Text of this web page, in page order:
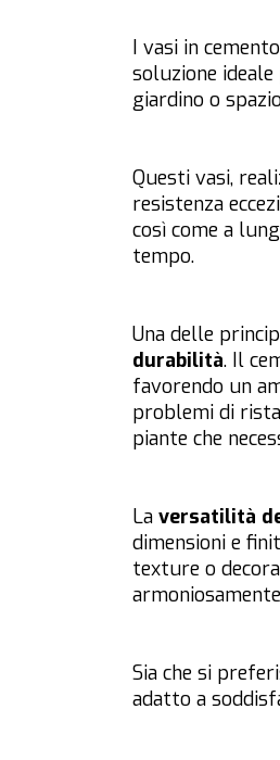
I vasi in
soluzione
giardino o
Questi vasi,
resistenza
così come a
tempo.
Una delle
durabilità. Il
favorendo un
problemi di
piante che
La versatilità
dimensioni e
texture o
Sia che si
adatto a